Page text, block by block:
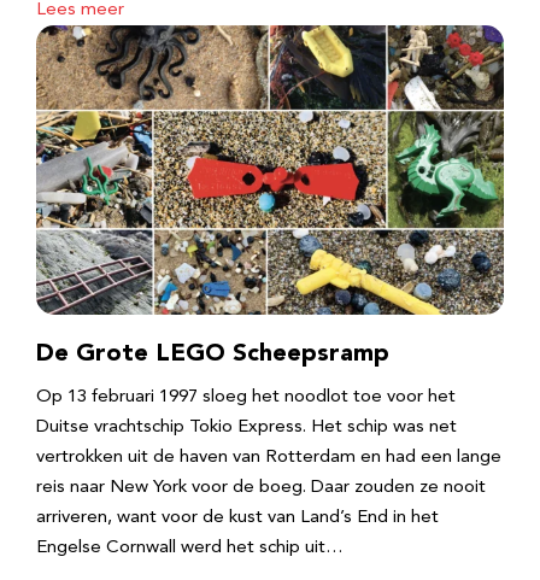
Lees meer
De Grote LEGO Scheepsramp
Op 13 februari 1997 sloeg het noodlot toe voor het
Duitse vrachtschip Tokio Express. Het schip was net
vertrokken uit de haven van Rotterdam en had een lange
reis naar New York voor de boeg. Daar zouden ze nooit
arriveren, want voor de kust van Land’s End in het
Engelse Cornwall werd het schip uit…